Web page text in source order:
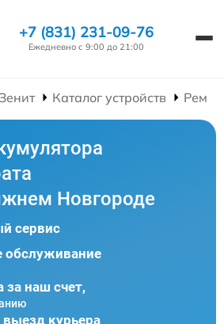
+7 (831) 231-09-76
Ежедневно с 9:00 до 21:00
Каталог устройств
Новгороде
сервис
обслуживание
за наш счет,
курьера